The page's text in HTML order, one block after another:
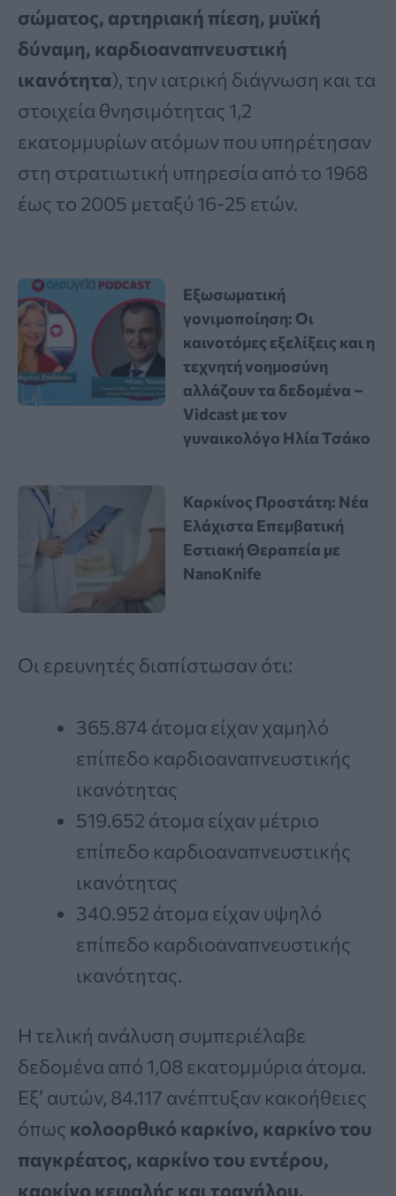
σώματος, αρτηριακή πίεση, μυϊκή
δύναμη, καρδιοαναπνευστική
ικανότητα), την ιατρική διάγνωση και τα
στοιχεία θνησιμότητας 1,2
εκατομμυρίων ατόμων που υπηρέτησαν
στη στρατιωτική υπηρεσία από το 1968
έως το 2005 μεταξύ 16-25 ετών.
Εξωσωματική
γονιμοποίηση: Οι
καινοτόμες εξελίξεις και η
τεχνητή νοημοσύνη
αλλάζουν τα δεδομένα –
Vidcast με τον
γυναικολόγο Ηλία Τσάκο
Καρκίνος Προστάτη: Νέα
Ελάχιστα Επεμβατική
Εστιακή Θεραπεία με
NanoKnife
Οι ερευνητές διαπίστωσαν ότι:
365.874 άτομα είχαν χαμηλό
επίπεδο καρδιοαναπνευστικής
ικανότητας
519.652 άτομα είχαν μέτριο
επίπεδο καρδιοαναπνευστικής
ικανότητας
340.952 άτομα είχαν υψηλό
επίπεδο καρδιοαναπνευστικής
ικανότητας.
Η τελική ανάλυση συμπεριέλαβε
δεδομένα από 1,08 εκατομμύρια άτομα.
Εξ’ αυτών, 84.117 ανέπτυξαν κακοήθειες
όπως κολοορθικό καρκίνο, καρκίνο του
παγκρέατος, καρκίνο του εντέρου,
καρκίνο κεφαλής και τραχήλου,